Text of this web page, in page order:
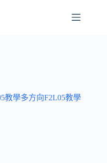
教學多方向F2L05教學